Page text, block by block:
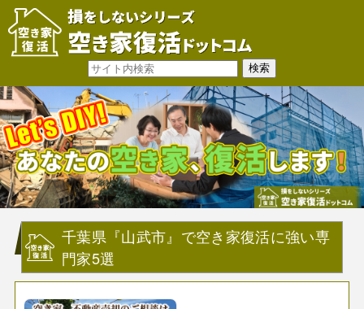
千葉県『山武市』で空き家復活に強い専
門家5選